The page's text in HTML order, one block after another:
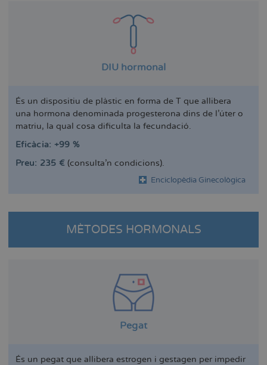
DIU hormonal
És un dispositiu de plàstic en forma de T que allibera
una hormona denominada progesterona dins de l'úter o
matriu, la qual cosa dificulta la fecundació.
Eficàcia: +99 %
Preu: 235 € (consulta'n condicions).
Enciclopèdia Ginecològica
MÈTODES HORMONALS
Pegat
És un pegat que allibera estrogen i gestagen per impedir